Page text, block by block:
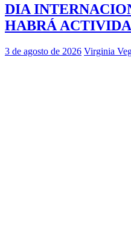
DIA
HABRÁ
3 de agosto de 2026 Virginia